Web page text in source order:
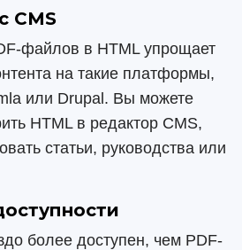
CMS
файлов в HTML упрощает
на такие платформы,
или Drupal. Вы можете
HTML в редактор CMS,
статьи, руководства или
более доступен, чем PDF-